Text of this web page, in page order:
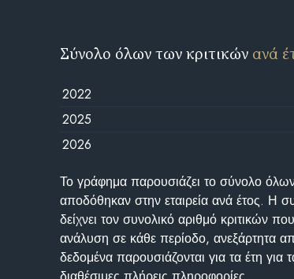
Σύνολο όλων των κριτικών ανά
2022
2025
2026
Το γράφημα παρουσιάζει το σύνολο
αποδόθηκαν στην εταιρεία ανά έτος. Η
δείχνει τον συνολικό αριθμό κριτικών
ανάλυση σε κάθε περίοδο, ανεξάρτητα
δεδομένα παρουσιάζονται για τα έτη